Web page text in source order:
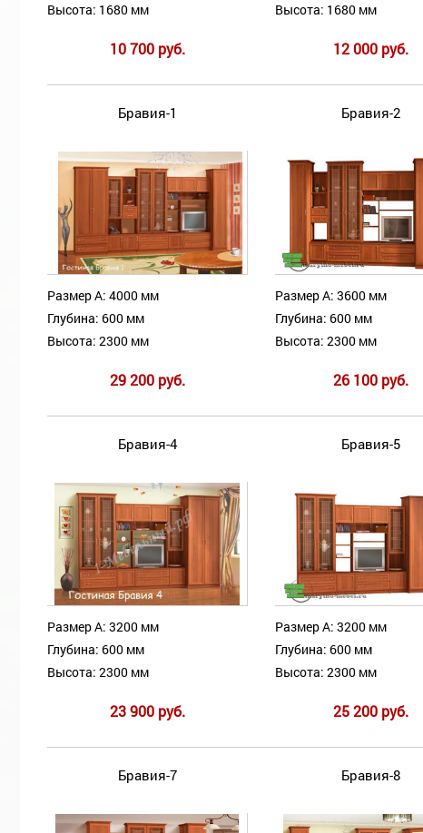
Высота: 1680 мм
10 700 руб.
Высота: 1680 мм
12 000 руб.
Бравия-1
Размер А: 4000 мм
Глубина: 600 мм
Высота: 2300 мм
29 200 руб.
Бравия-2
Размер А: 3600 мм
Глубина: 600 мм
Высота: 2300 мм
26 100 руб.
Бравия-4
Размер А: 3200 мм
Глубина: 600 мм
Высота: 2300 мм
23 900 руб.
Бравия-5
Размер А: 3200 мм
Глубина: 600 мм
Высота: 2300 мм
25 200 руб.
Бравия-7 Бравия-8